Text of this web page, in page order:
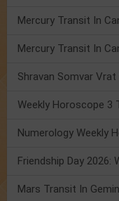
Numerology Weekly